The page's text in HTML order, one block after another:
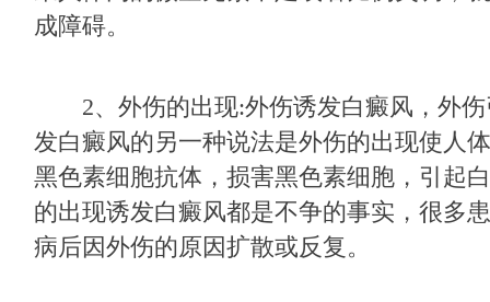
成障碍。
2、外伤的出现:外伤诱发白癜风，外伤
发白癜风的另一种说法是外伤的出现使人
黑色素细胞抗体，损害黑色素细胞，引起
的出现诱发白癜风都是不争的事实，很多
病后因外伤的原因扩散或反复。